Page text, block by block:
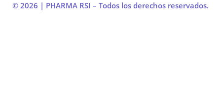
© 2026 | PHARMA RSI – Todos los derechos reservados.